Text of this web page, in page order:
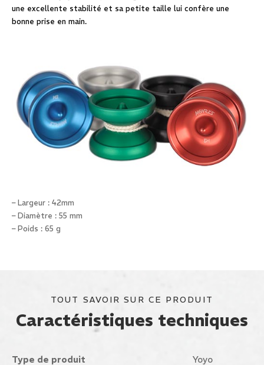
une excellente stabilité et sa petite taille lui confère une
bonne prise en main.
– Largeur : 42mm
– Diamètre : 55 mm
– Poids : 65 g
TOUT SAVOIR SUR CE PRODUIT
Caractéristiques techniques
Type de produit Yoyo